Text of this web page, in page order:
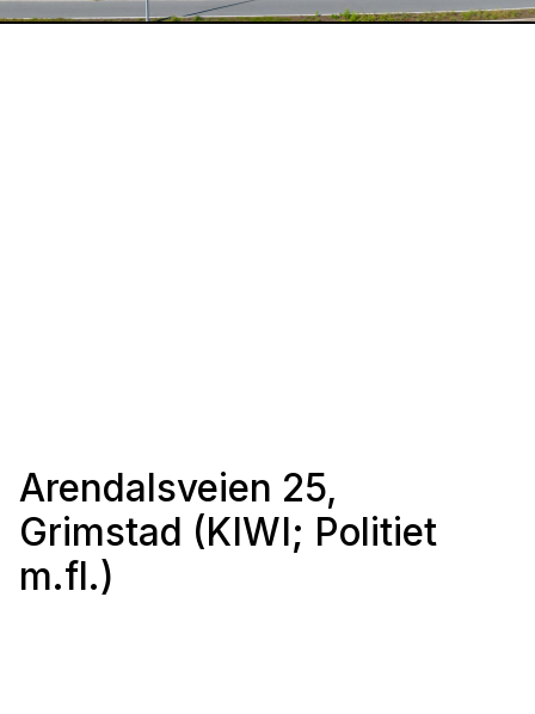
Arendalsveien 25,
Grimstad (KIWI; Politiet
m.fl.)